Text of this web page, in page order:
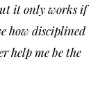
it only works if
how disciplined
help me be the